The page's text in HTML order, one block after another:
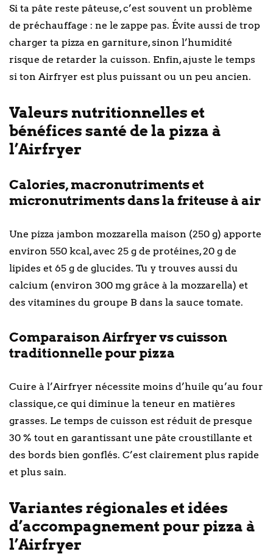
Si ta pâte reste pâteuse, c’est souvent un problème
de préchauffage : ne le zappe pas. Évite aussi de trop
charger ta pizza en garniture, sinon l’humidité
risque de retarder la cuisson. Enfin, ajuste le temps
si ton Airfryer est plus puissant ou un peu ancien.
Valeurs nutritionnelles et
bénéfices santé de la pizza à
l’Airfryer
Calories, macronutriments et
micronutriments dans la friteuse à air
Une pizza jambon mozzarella maison (250 g) apporte
environ 550 kcal, avec 25 g de protéines, 20 g de
lipides et 65 g de glucides. Tu y trouves aussi du
calcium (environ 300 mg grâce à la mozzarella) et
des vitamines du groupe B dans la sauce tomate.
Comparaison Airfryer vs cuisson
traditionnelle pour pizza
Cuire à l’Airfryer nécessite moins d’huile qu’au four
classique, ce qui diminue la teneur en matières
grasses. Le temps de cuisson est réduit de presque
30 % tout en garantissant une pâte croustillante et
des bords bien gonflés. C’est clairement plus rapide
et plus sain.
Variantes régionales et idées
d’accompagnement pour pizza à
l’Airfryer